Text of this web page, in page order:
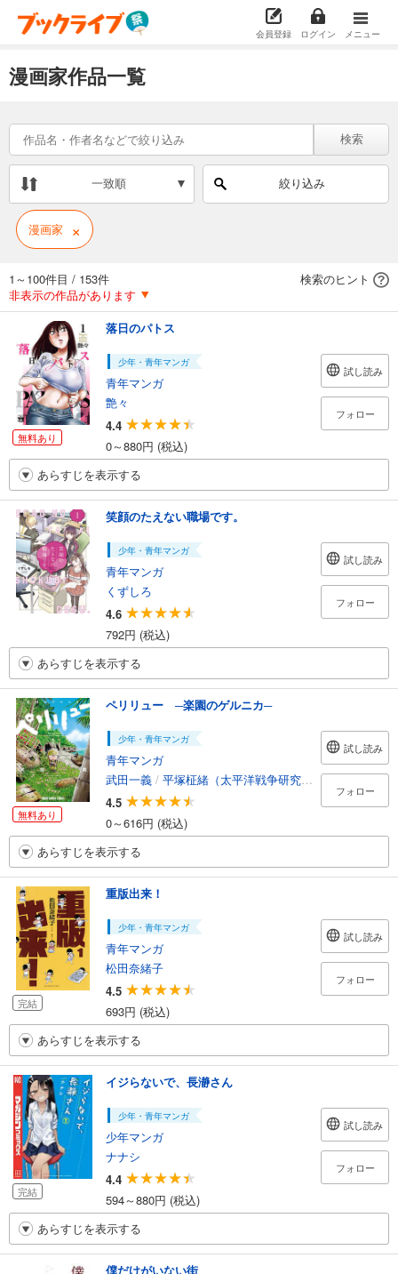
会員登録 ログイン メニュー
漫画家作品一覧
検索
一致順 絞り込み
漫画家 ×
1～100件目 / 153件
検索のヒント
非表示の作品があります
無料あり
落日のパトス
少年・青年マンガ
青年マンガ
艶々
4.4
0～880円 (税込)
試し読み
フォロー
あらすじを表示する
笑顔のたえない職場です。
少年・青年マンガ
青年マンガ
くずしろ
4.6
792円 (税込)
試し読み
フォロー
あらすじを表示する
無料あり
ペリリュー ─楽園のゲルニカ─
少年・青年マンガ
青年マンガ
武田一義 / 平塚柾緒（太平洋戦争研究会）
4.5
0～616円 (税込)
試し読み
フォロー
あらすじを表示する
完結
重版出来！
少年・青年マンガ
青年マンガ
松田奈緒子
4.5
693円 (税込)
試し読み
フォロー
あらすじを表示する
完結
イジらないで、長瀞さん
少年・青年マンガ
少年マンガ
ナナシ
4.4
594～880円 (税込)
試し読み
フォロー
あらすじを表示する
僕だけがいない街